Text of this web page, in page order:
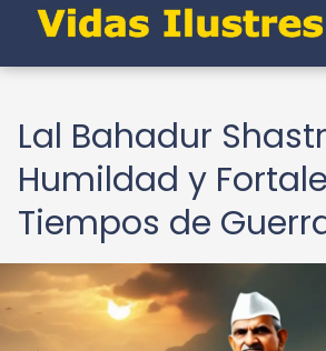
Lal Bahadur
Humildad y
Tiempos de